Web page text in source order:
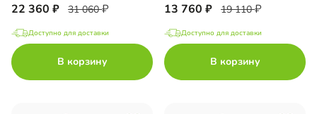
22 360 31 060
Доступно для доставки
В корзину
13 760 19 110
Доступно для доставки
В корзину